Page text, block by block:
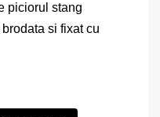
piciorul stang
si fixat cu